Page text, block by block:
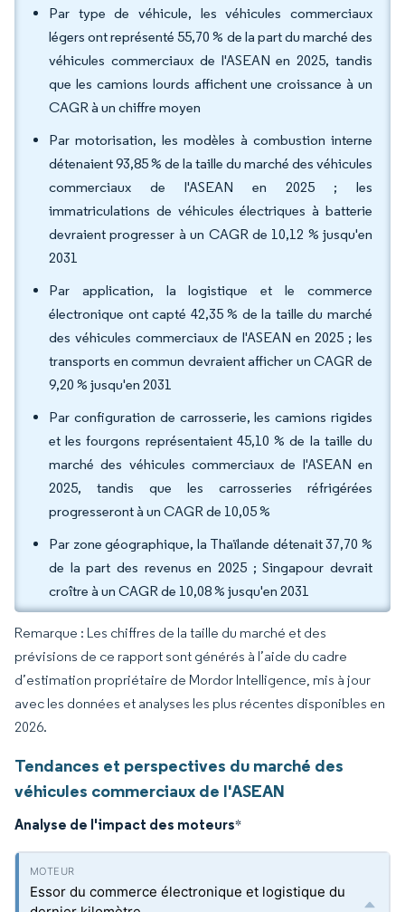
Par type de véhicule, les véhicules commerciaux
légers ont représenté 55,70 % de la part du marché des
véhicules commerciaux de l'ASEAN en 2025, tandis
que les camions lourds affichent une croissance à un
CAGR à un chiffre moyen
Par motorisation, les modèles à combustion interne
détenaient 93,85 % de la taille du marché des véhicules
commerciaux de l'ASEAN en 2025 ; les
immatriculations de véhicules électriques à batterie
devraient progresser à un CAGR de 10,12 % jusqu'en
2031
Par application, la logistique et le commerce
électronique ont capté 42,35 % de la taille du marché
des véhicules commerciaux de l'ASEAN en 2025 ; les
transports en commun devraient afficher un CAGR de
9,20 % jusqu'en 2031
Par configuration de carrosserie, les camions rigides
et les fourgons représentaient 45,10 % de la taille du
marché des véhicules commerciaux de l'ASEAN en
2025, tandis que les carrosseries réfrigérées
progresseront à un CAGR de 10,05 %
Par zone géographique, la Thaïlande détenait 37,70 %
de la part des revenus en 2025 ; Singapour devrait
croître à un CAGR de 10,08 % jusqu'en 2031
Remarque : Les chiffres de la taille du marché et des
prévisions de ce rapport sont générés à l’aide du cadre
d’estimation propriétaire de Mordor Intelligence, mis à jour
avec les données et analyses les plus récentes disponibles en
2026.
Tendances et perspectives du marché des
véhicules commerciaux de l'ASEAN
Analyse de l'impact des moteurs*
Essor du commerce électronique et logistique du